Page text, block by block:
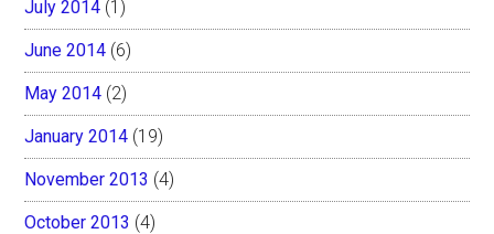
July 2014 (1)
June 2014 (6)
May 2014 (2)
January 2014 (19)
November 2013 (4)
October 2013 (4)